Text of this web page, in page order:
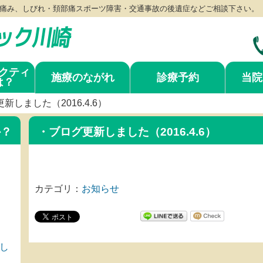
み、しびれ・頚部痛スポーツ障害・交通事故の後遺症などご相談下さい。
ティ
施療のながれ 診療予約 当
新しました（2016.4.6）
・ブログ更新しました（2016.4.6）
カテゴリ： お知らせ